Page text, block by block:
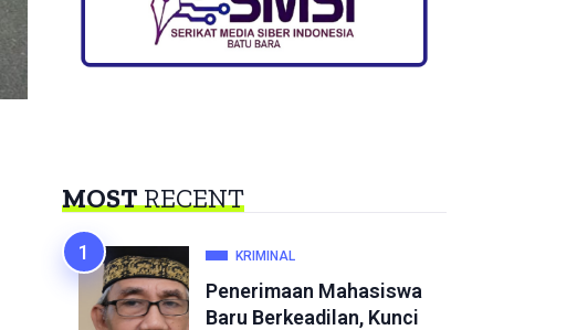
MOSTRECENT
KRIMINAL
Penerimaan Mahasiswa
Baru Berkeadilan, Kunci